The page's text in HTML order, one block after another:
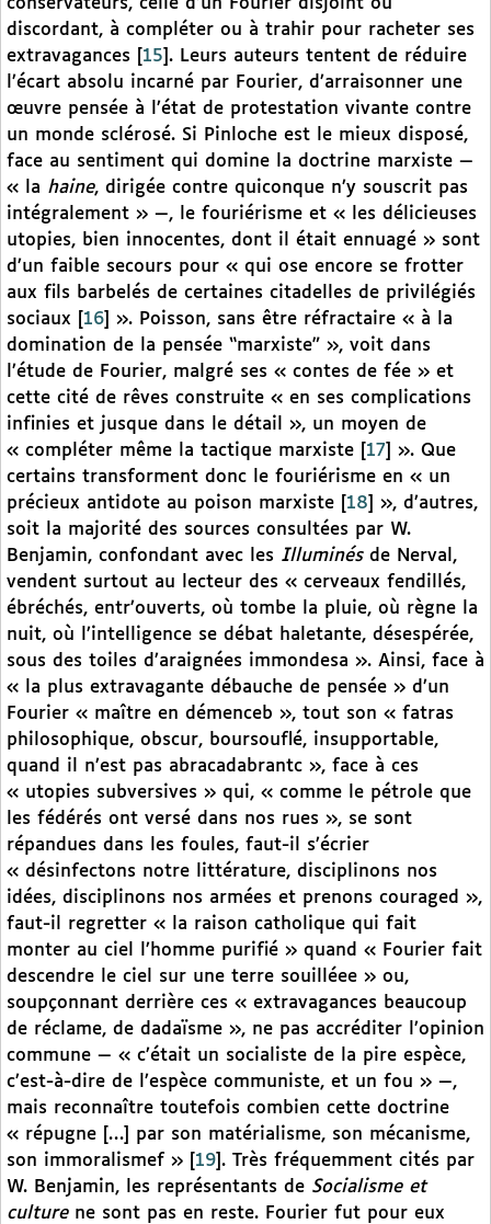
conservateurs, celle d’un Fourier disjoint ou
discordant, à compléter ou à trahir pour racheter ses
extravagances
15 . Leurs auteurs tentent de réduire
l’écart absolu incarné par Fourier, d’arraisonner une
œuvre pensée à l’état de protestation vivante contre
un monde sclérosé. Si Pinloche est le mieux disposé,
face au sentiment qui domine la doctrine marxiste —
« la haine, dirigée contre quiconque n’y souscrit pas
intégralement » —, le fouriérisme et « les délicieuses
utopies, bien innocentes, dont il était ennuagé » sont
d’un faible secours pour « qui ose encore se frotter
aux fils barbelés de certaines citadelles de privilégiés
sociaux
16
». Poisson, sans être réfractaire « à la
domination de la pensée “marxiste” », voit dans
l’étude de Fourier, malgré ses « contes de fée » et
cette cité de rêves construite « en ses complications
infinies et jusque dans le détail », un moyen de
« compléter même la tactique marxiste
17
». Que
certains transforment donc le fouriérisme en « un
précieux antidote au poison marxiste
18
», d’autres,
soit la majorité des sources consultées par W.
Benjamin, confondant avec les Illuminés de Nerval,
vendent surtout au lecteur des « cerveaux fendillés,
ébréchés, entr’ouverts, où tombe la pluie, où règne la
nuit, où l’intelligence se débat haletante, désespérée,
sous des toiles d’araignées immondesa ». Ainsi, face à
« la plus extravagante débauche de pensée » d’un
Fourier « maître en démenceb », tout son « fatras
philosophique, obscur, boursouflé, insupportable,
quand il n’est pas abracadabrantc », face à ces
« utopies subversives » qui, « comme le pétrole que
les fédérés ont versé dans nos rues », se sont
répandues dans les foules, faut-il s’écrier
« désinfectons notre littérature, disciplinons nos
idées, disciplinons nos armées et prenons couraged »,
faut-il regretter « la raison catholique qui fait
monter au ciel l’homme purifié » quand « Fourier fait
descendre le ciel sur une terre souilléee » ou,
soupçonnant derrière ces « extravagances beaucoup
de réclame, de dadaïsme », ne pas accréditer l’opinion
commune — « c’était un socialiste de la pire espèce,
c’est-à-dire de l’espèce communiste, et un fou » —,
mais reconnaître toutefois combien cette doctrine
« répugne […] par son matérialisme, son mécanisme,
son immoralismef »
19 . Très fréquemment cités par
W. Benjamin, les représentants de Socialisme et
culturene sont pas en reste. Fourier fut pour eux